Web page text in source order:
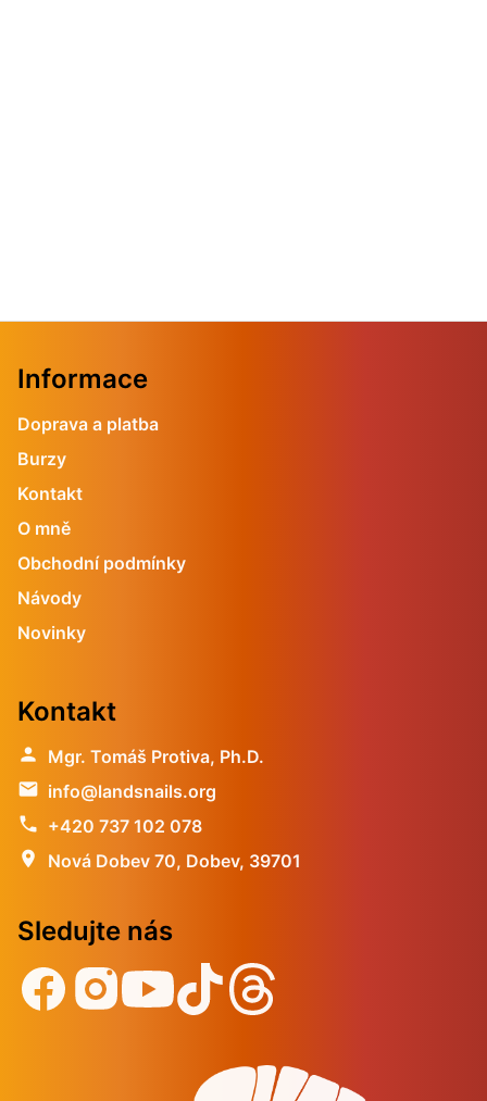
Informace
Doprava a platba
Burzy
Kontakt
O mně
Obchodní podmínky
Návody
Novinky
Kontakt
person Mgr. Tomáš Protiva, Ph.D.
email info@landsnails.org
phone +420 737 102 078
location_on
Nová Dobev 70, Dobev, 39701
Sledujte nás